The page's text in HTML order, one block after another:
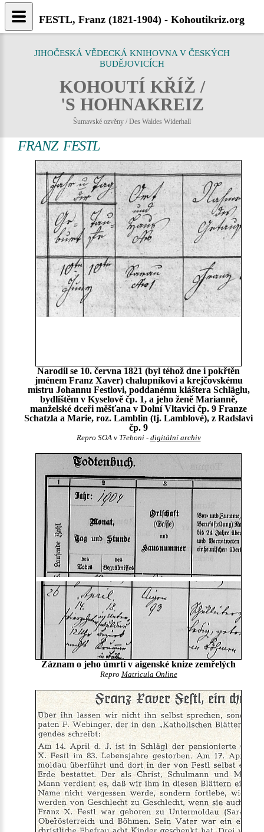
JIHOČESKÁ VĚDECKÁ KNIHOVNA V ČESKÝCH
BUDĚJOVICÍCH
KOHOUTÍ KŘÍŽ /
'S HOHNAKREIZ
Šumavské ozvěny / Des Waldes Widerhall
FRANZ FESTL
Narodil se 10. června 1821 (byl téhož dne i pokřtěn
jménem Franz Xaver) chalupníkovi a krejčovskému
mistru Johannu Festlovi, poddanému kláštera Schläglu,
bydlištěm v Kyselově čp. 1, a jeho ženě Marianně,
manželské dceři měšťana v Dolní Vltavici čp. 9 Franze
Schatzla a Marie, roz. Lamblin (tj. Lamblové), z Radslavi
čp. 9
Repro SOA v Třeboni - digitální archiv
Záznam o jeho úmrtí v aigenské knize zemřelých
Repro Matricula Online
FESTL, Franz (1821-1904) - Kohoutikriz.org